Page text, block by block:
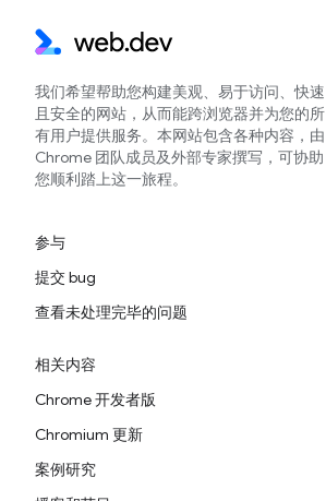
我们希望帮助您构建美观、易于访问、快速
且安全的网站，从而能跨浏览器并为您的所
有用户提供服务。本网站包含各种内容，由
Chrome 团队成员及外部专家撰写，可协助
您顺利踏上这一旅程。
参与
提交 bug
查看未处理完毕的问题
相关内容
Chrome 开发者版
Chromium 更新
案例研究